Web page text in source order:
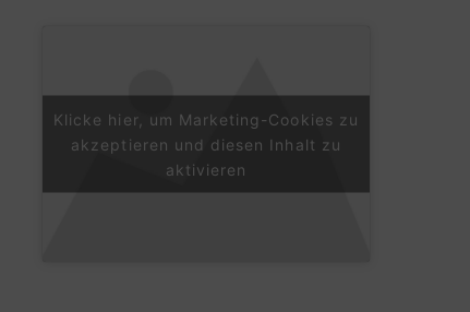
Klicke hier, um Marketing-Cookies zu
akzeptieren und diesen Inhalt zu
aktivieren